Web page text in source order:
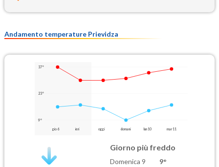
Andamento temperature Prievidza
37°
23°
9°
gio 6 ieri oggi domani lun 10 mar 11
Giorno più freddo
Domenica 9 9°